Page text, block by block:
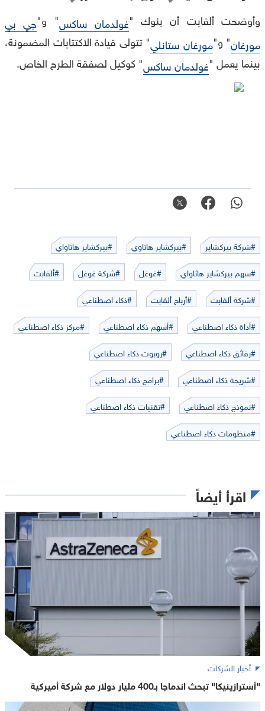
وأوضحت ألفابت أن بنوك "غولدمان ساكس" و"جي بي
مورغان" و"مورغان ستانلي" تتولى قيادة الاكتتابات المضمونة،
بينما يعمل "غولدمان ساكس" كوكيل لصفقة الطرح الخاص.
#شركة بيركشاير #بيركشاير هاثاوي
#بيركشاير هاثاواي
#سهم بيركشاير هاثاواي
#غوغل #شركة غوغل
#ألفابت
#شركة ألفابت
#أرباح ألفابت
#ذكاء اصطناعي
#أداة ذكاء اصطناعي
#أسهم ذكاء اصطناعي
#مركز ذكاء اصطناعي
#رقائق ذكاء اصطناعي
#روبوت ذكاء اصطناعي
#شريحة ذكاء اصطناعي
#برامج ذكاء اصطناعي
#نموذج ذكاء اصطناعي
#تقنيات ذكاء اصطناعي
#منظومات ذكاء اصطناعي
اقرأ أيضاً
أخبار الشركات
"أسترازينيكا" تبحث اندماجا بـ400 مليار دولار مع شركة أميركية